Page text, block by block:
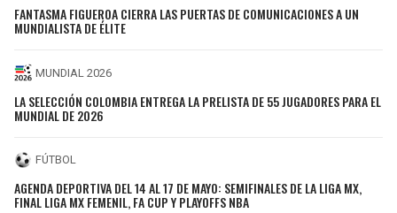
FANTASMA FIGUEROA CIERRA LAS PUERTAS DE COMUNICACIONES A UN
MUNDIALISTA DE ÉLITE
MUNDIAL 2026
LA SELECCIÓN COLOMBIA ENTREGA LA PRELISTA DE 55 JUGADORES PARA EL
MUNDIAL DE 2026
FÚTBOL
AGENDA DEPORTIVA DEL 14 AL 17 DE MAYO: SEMIFINALES DE LA LIGA MX,
FINAL LIGA MX FEMENIL, FA CUP Y PLAYOFFS NBA